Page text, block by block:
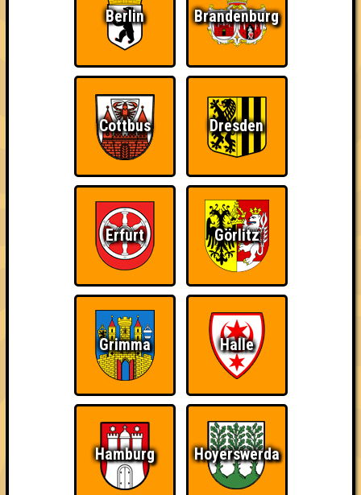
Quizlabor Hamburg #12
Willkommen in 2022! · 11.01.2022 · Grüner Jäger
Punkte Angemeldete Teams
1. Kommando Mittelmaß
11
11 35
1. Opossum haut den Boss um
12 11 12 35
11 12 32
3. Kegelclub Pegeldruck
Berlin Brandenburg
Cottbus Dresden
Erfurt Görlitz
Grimma Halle
Hamburg Hoyerswerda